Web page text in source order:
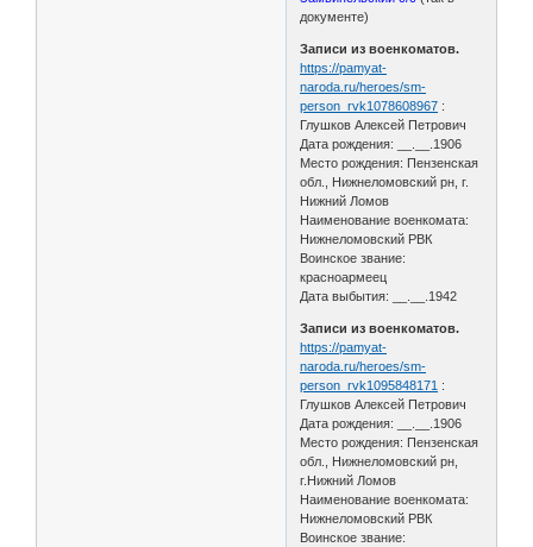
документе)
Записи из военкоматов.
https://pamyat-
naroda.ru/heroes/sm-
person_rvk1078608967 :
Глушков Алексей Петрович
Дата рождения: __.__.1906
Место рождения: Пензенская
обл., Нижнеломовский рн, г.
Нижний Ломов
Наименование военкомата:
Нижнеломовский РВК
Воинское звание:
красноармеец
Дата выбытия: __.__.1942
Записи из военкоматов.
https://pamyat-
naroda.ru/heroes/sm-
person_rvk1095848171 :
Глушков Алексей Петрович
Дата рождения: __.__.1906
Место рождения: Пензенская
обл., Нижнеломовский рн,
г.Нижний Ломов
Наименование военкомата:
Нижнеломовский РВК
Воинское звание: